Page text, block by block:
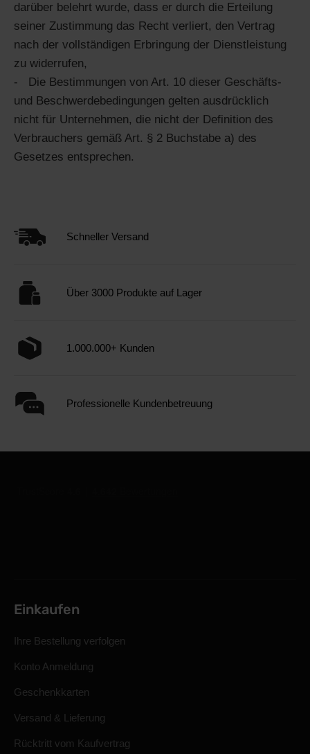
darüber belehrt wurde, dass er durch die Erteilung
seiner Zustimmung das Recht verliert, den Vertrag
nach der vollständigen Erbringung der Dienstleistung
zu widerrufen,
Die Bestimmungen von Art. 10 dieser Geschäfts-
und Beschwerdebedingungen gelten ausdrücklich
nicht für Unternehmen, die nicht der Definition des
Verbrauchers gemäß Art. § 2 Buchstabe a) des
Gesetzes entsprechen.
Schneller Versand
Über 3000 Produkte auf Lager
1.000.000+ Kunden
Professionelle Kundenbetreuung
Einkaufen
Ihre Bestellung verfolgen
Konto Anmeldung
Geschenkkarten
Versand & Lieferung
Rücktritt vom Kaufvertrag